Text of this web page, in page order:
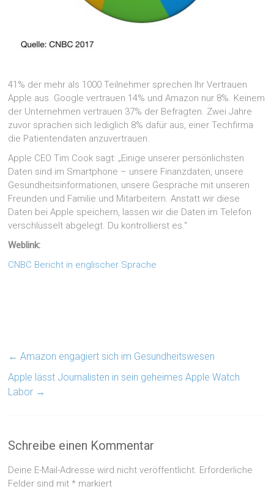
41% der mehr als 1000 Teilnehmer sprechen Ihr Vertrauen
Apple aus. Google vertrauen 14% und Amazon nur 8%. Keinem
der Unternehmen vertrauen 37% der Befragten. Zwei Jahre
zuvor sprachen sich lediglich 8% dafür aus, einer Techfirma
die Patientendaten anzuvertrauen.
Apple CEO Tim Cook sagt: „Einige unserer persönlichsten
Daten sind im Smartphone – unsere Finanzdaten, unsere
Gesundheitsinformationen, unsere Gespräche mit unseren
Freunden und Familie und Mitarbeitern. Anstatt wir diese
Daten bei Apple speichern, lassen wir die Daten im Telefon
verschlüsselt abgelegt. Du kontrollierst es.“
Weblink:
CNBC Bericht in englischer Sprache
← Amazon engagiert sich im Gesundheitswesen
Apple lässt Journalisten in sein geheimes Apple Watch
Labor →
Schreibe einen Kommentar
Deine E-Mail-Adresse wird nicht veröffentlicht. Erforderliche
Felder sind mit* markiert